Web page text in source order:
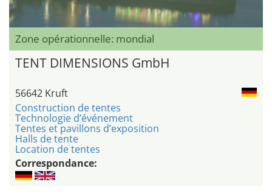
Zone opérationnelle: mondial
TENT DIMENSIONS GmbH
56642 Kruft
Construction de tentes
Technologie d’événement
Tentes et pavillons d’exposition
Halls de tente
Location de tentes
Correspondance: